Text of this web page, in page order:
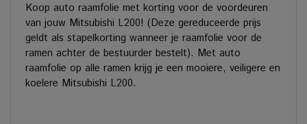
Koop auto raamfolie met korting voor de voordeuren
van jouw Mitsubishi L200! (Deze gereduceerde prijs
geldt als stapelkorting wanneer je raamfolie voor de
ramen achter de bestuurder bestelt). Met auto
raamfolie op alle ramen krijg je een mooiere, veiligere en
koelere Mitsubishi L200.